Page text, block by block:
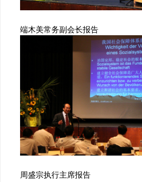
端木美常务副会长报告
周盛宗执行主席报告